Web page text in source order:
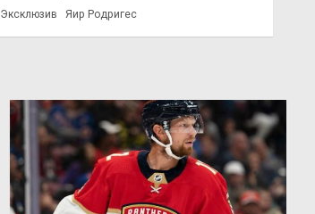
Эксклюзив Яир Родригес